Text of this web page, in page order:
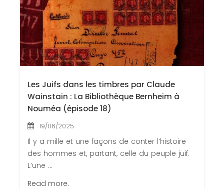
Les Juifs dans les timbres par Claude
Wainstain : La Bibliothèque Bernheim à
Nouméa (épisode 18)
19/06/2025
Il y a mille et une façons de conter l’histoire
des hommes et, partant, celle du peuple juif.
L’une ...
Read more.